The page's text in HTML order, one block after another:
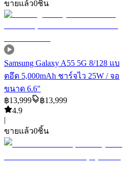
ขายแล้ว0ชิ้น
Samsung Galaxy A55 5G 8/128 แบ
ตอึด 5,000mAh ชาร์จไว 25W / จอ
ขนาด 6.6"
฿13,999 ฿13,999
4.9
|
ขายแล้ว0ชิ้น